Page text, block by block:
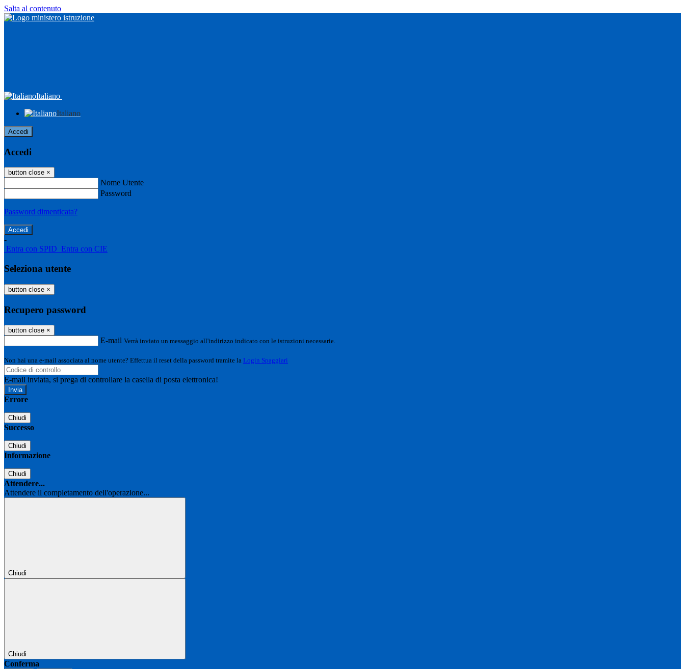
Salta al contenuto
Italiano
Italiano
Accedi
Accedi
button close ×
Nome Utente
Password
Password dimenticata?
-
Entra con SPID Entra con CIE
Seleziona utente
button close ×
Recupero password
button close ×
E-mail Verrà inviato un messaggio all'indirizzo indicato con le istruzioni necessarie.
Non hai una e-mail associata al nome utente? Effettua il reset della password tramite la Login Spaggiari
E-mail inviata, si prega di controllare la casella di posta elettronica!
Errore
Chiudi
Successo
Chiudi
Informazione
Chiudi
Attendere...
Attendere il completamento dell'operazione...
Chiudi
Chiudi
Conferma